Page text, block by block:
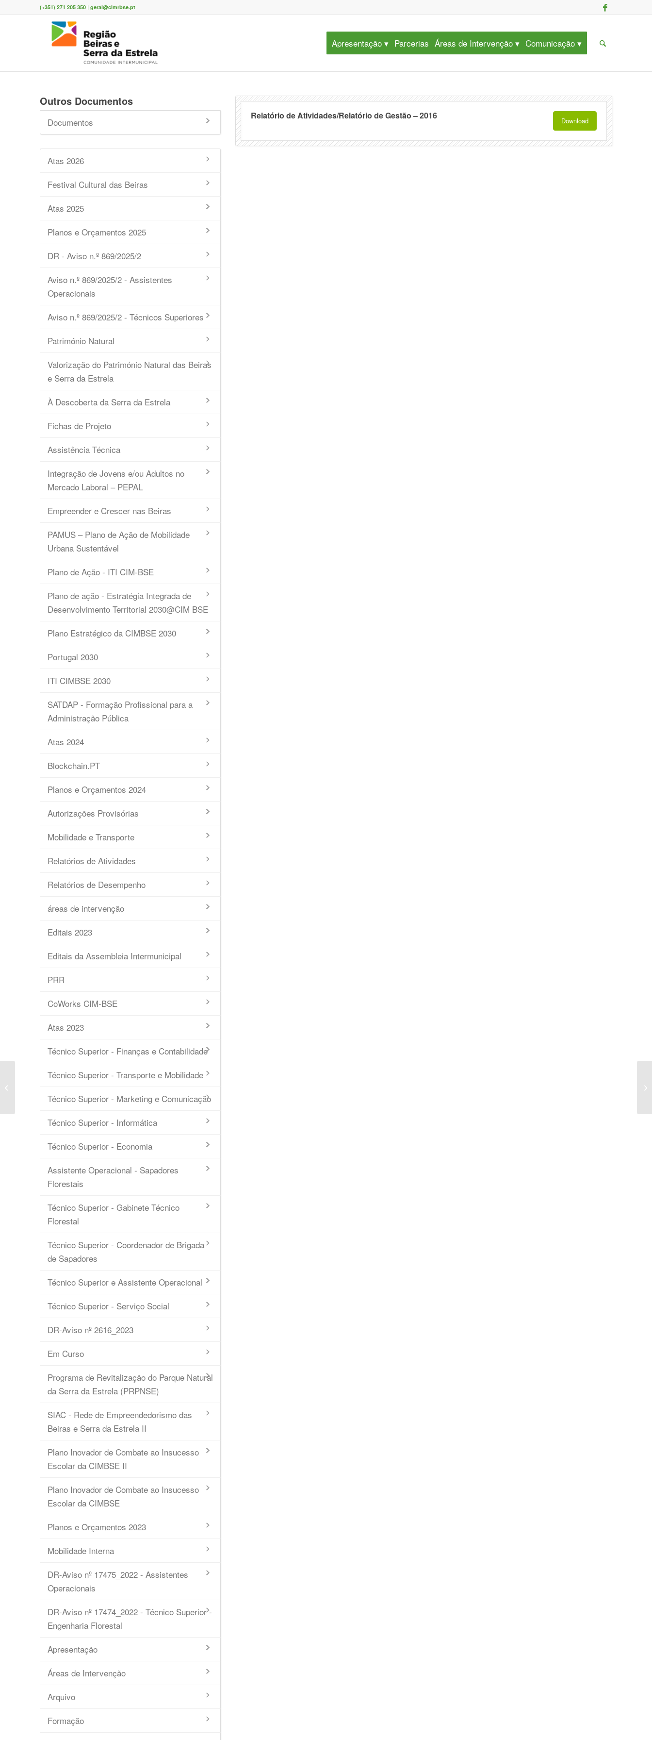
(+351) 271 205 350 | geral@cimrbse.pt
Apresentação Parcerias Áreas de Intervenção Comunicação
Outros Documentos
Documentos
Atas 2026
Festival Cultural das Beiras
Atas 2025
Planos e Orçamentos 2025
DR - Aviso n.º 869/2025/2
Aviso n.º 869/2025/2 - Assistentes
Operacionais
Aviso n.º 869/2025/2 - Técnicos Superiores
Património Natural
Valorização do Património Natural das Beiras
e Serra da Estrela
À Descoberta da Serra da Estrela
Fichas de Projeto
Assistência Técnica
Integração de Jovens e/ou Adultos no
Mercado Laboral – PEPAL
Empreender e Crescer nas Beiras
PAMUS – Plano de Ação de Mobilidade
Urbana Sustentável
Plano de Ação - ITI CIM-BSE
Plano de ação - Estratégia Integrada de
Desenvolvimento Territorial 2030@CIM BSE
Plano Estratégico da CIMBSE 2030
Portugal 2030
ITI CIMBSE 2030
SATDAP - Formação Profissional para a
Administração Pública
Atas 2024
Blockchain.PT
Planos e Orçamentos 2024
Autorizações Provisórias
Mobilidade e Transporte
Relatórios de Atividades
Relatórios de Desempenho
áreas de intervenção
Editais 2023
Editais da Assembleia Intermunicipal
PRR
CoWorks CIM-BSE
Atas 2023
Técnico Superior - Finanças e Contabilidade
Técnico Superior - Transporte e Mobilidade
Técnico Superior - Marketing e Comunicação
Técnico Superior - Informática
Técnico Superior - Economia
Assistente Operacional - Sapadores
Florestais
Técnico Superior - Gabinete Técnico
Florestal
Técnico Superior - Coordenador de Brigada
de Sapadores
Técnico Superior e Assistente Operacional
Técnico Superior - Serviço Social
DR-Aviso nº 2616_2023
Em Curso
Programa de Revitalização do Parque Natural
da Serra da Estrela (PRPNSE)
SIAC - Rede de Empreendedorismo das
Beiras e Serra da Estrela II
Plano Inovador de Combate ao Insucesso
Escolar da CIMBSE II
Plano Inovador de Combate ao Insucesso
Escolar da CIMBSE
Planos e Orçamentos 2023
Mobilidade Interna
DR-Aviso nº 17475_2022 - Assistentes
Operacionais
DR-Aviso nº 17474_2022 - Técnico Superior -
Engenharia Florestal
Apresentação
Áreas de Intervenção
Arquivo
Formação
Relatório de Atividades/Relatório de Gestão – 2016 Download
Ata nº5 – 2017 – Conselho
–